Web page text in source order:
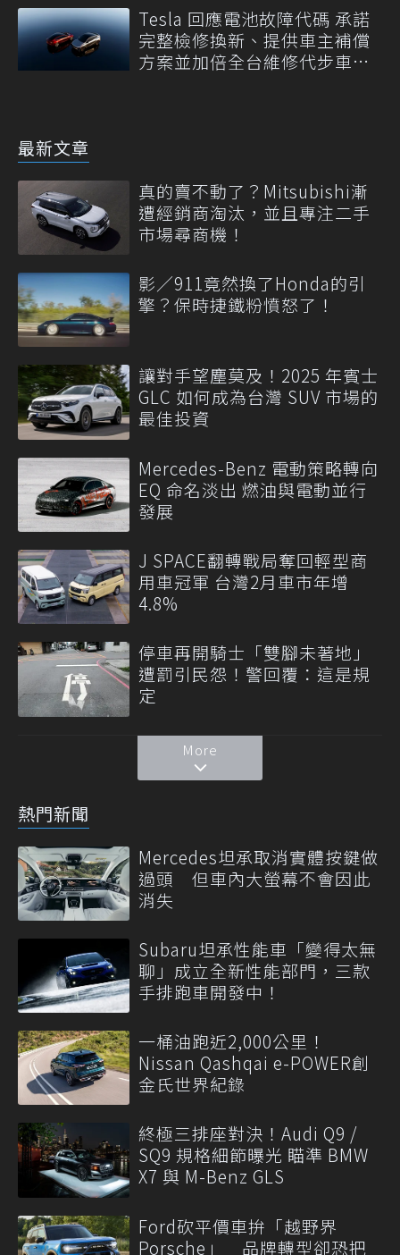
Tesla 回應電池故障代碼 承諾
完整檢修換新、提供車主補償
方案並加倍全台維修代步車數
最新文章
真的賣不動了？Mitsubishi漸
遭經銷商淘汰，並且專注二手
市場尋商機！
影／911竟然換了Honda的引
擎？保時捷鐵粉憤怒了！
讓對手望塵莫及！2025 年賓士
GLC 如何成為台灣 SUV 市場的
最佳投資
Mercedes-Benz 電動策略轉向
EQ 命名淡出 燃油與電動並行
發展
J SPACE翻轉戰局奪回輕型商
用車冠軍 台灣2月車市年增
4.8%
停車再開騎士「雙腳未著地」
遭罰引民怨！警回覆：這是規
定
More
熱門新聞
Mercedes坦承取消實體按鍵做
過頭 但車內大螢幕不會因此
消失
Subaru坦承性能車「變得太無
聊」成立全新性能部門，三款
手排跑車開發中！
一桶油跑近2,000公里！
Nissan Qashqai e-POWER創
金氏世界紀錄
終極三排座對決！Audi Q9 /
SQ9 規格細節曝光 瞄準 BMW
X7 與 M-Benz GLS
Ford砍平價車拚「越野界
Porsche」 品牌轉型卻恐把